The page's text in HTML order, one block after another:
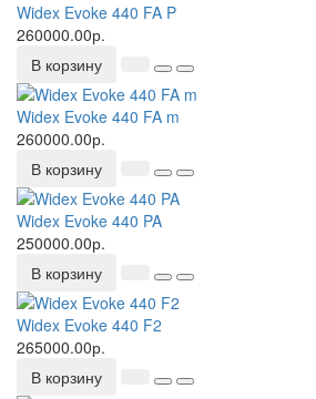
Widex Evoke 440 FA P
260000.00р.
В корзину
Widex Evoke 440 FA m
260000.00р.
В корзину
Widex Evoke 440 PA
250000.00р.
В корзину
Widex Evoke 440 F2
265000.00р.
В корзину